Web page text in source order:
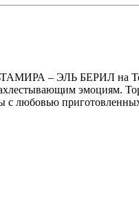
– ЭЛЬ БЕРИЛ на
эмоциям.
любовью